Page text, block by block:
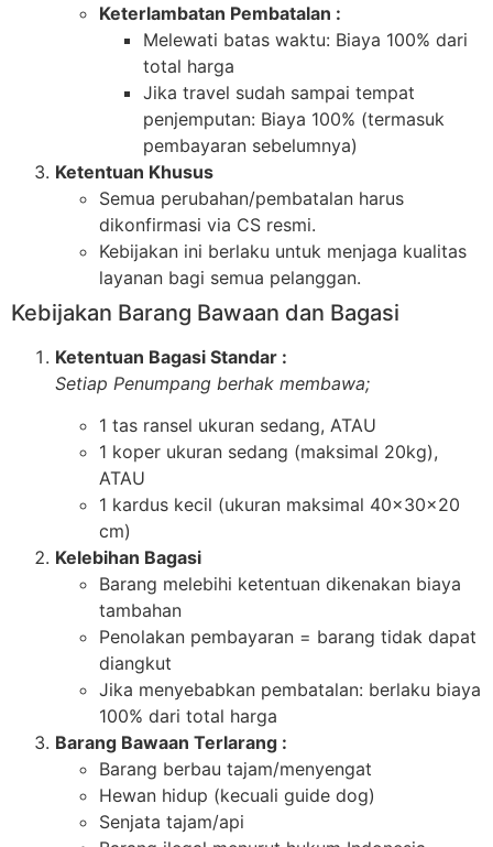
Keterlambatan Pembatalan :
Melewati batas waktu: Biaya 100% dari
total harga
Jika travel sudah sampai tempat
penjemputan: Biaya 100% (termasuk
pembayaran sebelumnya)
Ketentuan Khusus
Semua perubahan/pembatalan harus
dikonfirmasi via CS resmi.
Kebijakan ini berlaku untuk menjaga kualitas
layanan bagi semua pelanggan.
Kebijakan Barang Bawaan dan Bagasi
Ketentuan Bagasi Standar :
Setiap Penumpang berhak membawa;
1 tas ransel ukuran sedang, ATAU
1 koper ukuran sedang (maksimal 20kg),
ATAU
1 kardus kecil (ukuran maksimal 40x30x20
cm)
Kelebihan Bagasi
Barang melebihi ketentuan dikenakan biaya
tambahan
Penolakan pembayaran = barang tidak dapat
diangkut
Jika menyebabkan pembatalan: berlaku biaya
100% dari total harga
Barang Bawaan Terlarang :
Barang berbau tajam/menyengat
Hewan hidup (kecuali guide dog)
Senjata tajam/api